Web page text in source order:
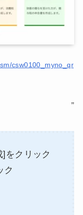
csw0100_myno_qr
”
をクリック
ク